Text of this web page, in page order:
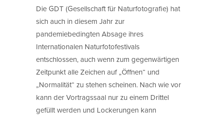
Die GDT (Gesellschaft für Naturfotografie) hat
sich auch in diesem Jahr zur
pandemiebedingten Absage ihres
Internationalen Naturfotofestivals
entschlossen, auch wenn zum gegenwärtigen
Zeitpunkt alle Zeichen auf „Öffnen“ und
„Normalität“ zu stehen scheinen. Nach wie vor
kann der Vortragssaal nur zu einem Drittel
gefüllt werden und Lockerungen kann